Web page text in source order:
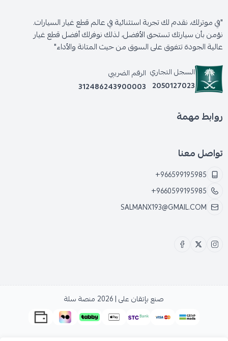
"في موترلك، نقدم لك تجربة استثنائية في عالم قطع غيار السيارات.
نؤمن بأن سيارتك تستحق الأفضل، لذلك نوفرلك أفضل قطع غيار
عالية الجودة تتفوق على السوق من حيث المتانة والأداء"
السجل التجاري
2050127023
الرقم الضريبي
312486243900003
روابط مهمة
تواصل معنا
+966599195985
+9660599195985
SALMANX193@GMAIL.COM
صنع بإتقان على | 2026 منصة سلة